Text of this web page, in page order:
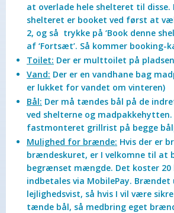
at overlade hele shelteret til disse.
shelteret er booket ved først at
2, og så trykke på ‘Book denne
af ‘Fortsæt’. Så kommer booking-
Toilet: Der er multtoilet på pladsen
Vand: Der er en vandhane bag
er lukket for vandet om vinteren)
Bål: Der må tændes bål på de
ved shelterne og madpakkehytten.
fastmonteret grillrist på begge
Mulighed for brænde: Hvis der er
brændeskuret, er I velkomne til at
begrænset mængde. Det koster 20
indbetales via MobilePay.
lejlighedsvist, så hvis I vil være
tænde bål, så medbring eget